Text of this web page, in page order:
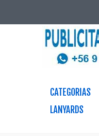
CATEGORIAS
LANYARDS